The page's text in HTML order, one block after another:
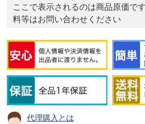
ここで表示されるのは商品原価で
料等はお問い合わせください
代理購入とは